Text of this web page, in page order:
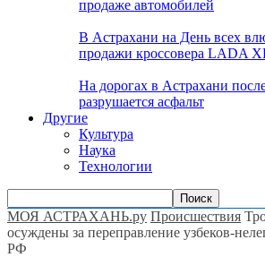
продаже автомобилей
В Астрахани на День всех
продажи кроссовера LADA
На дорогах в Астрахани
разрушается асфальт
Другие
Культура
Наука
Технологии
МОЯ АСТРАХАНЬ.ру Происшествия
осуждены за переправление узбеков-
РФ